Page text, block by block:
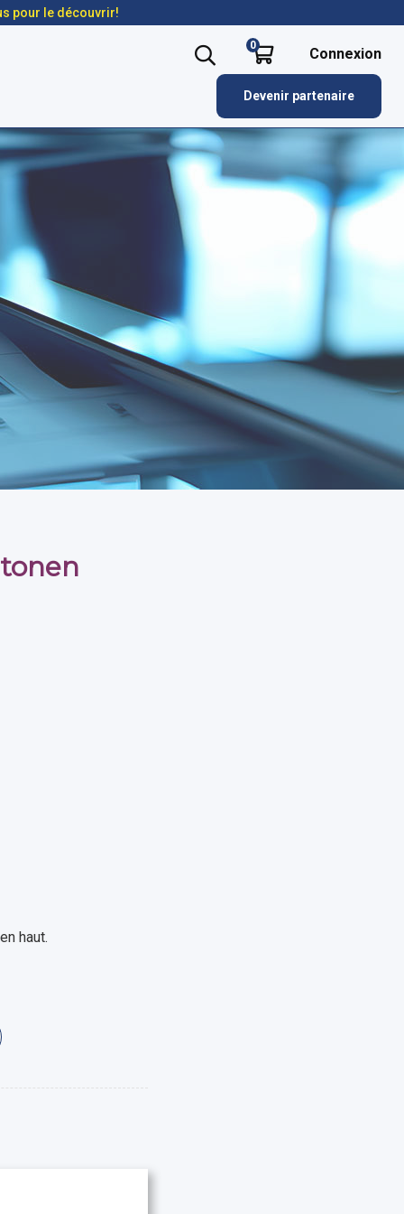
pour le découvrir!
0 Connexion
Devenir partenaire
haut.